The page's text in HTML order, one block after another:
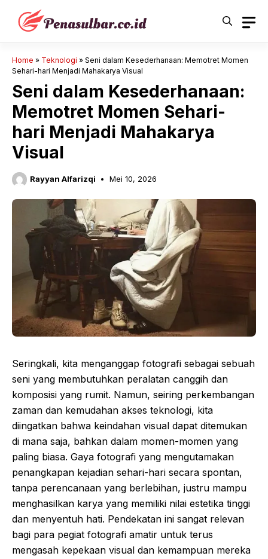
Langsung
Home » Teknologi » Seni dalam Kesederhanaan: Memotret Momen
Sehari-hari Menjadi Mahakarya Visual
Seni dalam Kesederhanaan:
Memotret Momen Sehari-
hari Menjadi Mahakarya
Visual
Rayyan Alfarizqi Mei 10, 2026
Seringkali, kita menganggap fotografi sebagai sebuah
seni yang membutuhkan peralatan canggih dan
komposisi yang rumit. Namun, seiring perkembangan
zaman dan kemudahan akses teknologi, kita
diingatkan bahwa keindahan visual dapat ditemukan
di mana saja, bahkan dalam momen-momen yang
paling biasa. Gaya fotografi yang mengutamakan
penangkapan kejadian sehari-hari secara spontan,
tanpa perencanaan yang berlebihan, justru mampu
menghasilkan karya yang memiliki nilai estetika tinggi
dan menyentuh hati. Pendekatan ini sangat relevan
bagi para pegiat fotografi amatir untuk terus
mengasah kepekaan visual dan kemampuan mereka